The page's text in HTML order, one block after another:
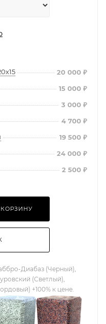
20 000 ₽
15 000 ₽
3 000 ₽
4 700 ₽
19 500 ₽
24 000 ₽
2 500 ₽
КОРЗИНУ
Диабаз (Черный),
(Светлый),
+100% к цене.